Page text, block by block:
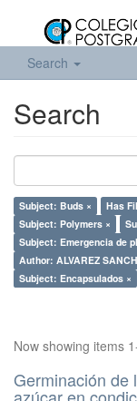
Search
Search
Subject: Buds × Has
Subject: Polymers ×
Subject: Emergencia de
Author: ALVAREZ
Subject: Encapsulados ×
Now showing items
Germinación de